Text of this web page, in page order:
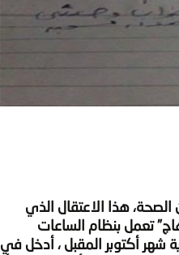
هذا الاعتقال الذي
تعمل بنظام الساعات
القضية الى نهاية شهر أكتوبر المقبل ، أدخل في